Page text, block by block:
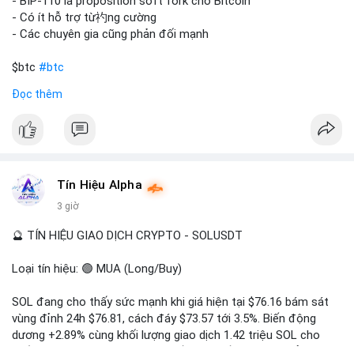
thanh khoản tức thời, nhưng vẫn đủ sức tạo biến động tâm lý
ngắn hạn nếu hướng đến sàn tập trung.
Lời khuyên cho nhà đầu tư nhỏ lẻ:
hướng đi của dòng tiền. Tránh hành động theo cảm xúc, ưu
rõ ràng về đích đến của số BTC này.
#dongtienlon
- Có ít hỗ trợ từ礿ng cường
- Các chuyên gia cũng phản đối mạnh
$btc #btc
#vlikevn #titanbot
📰 Nguồn: CoinDesk
Đọc thêm
Tín Hiệu Alpha
3 giờ
🔮 TÍN HIỆU GIAO DỊCH CRYPTO - SOLUSDT
Loại tín hiệu: 🟢 MUA (Long/Buy)
SOL đang cho thấy sức mạnh khi giá hiện tại $76.16 bám sát
vùng đỉnh 24h $76.81, cách đáy $73.57 tới 3.5%. Biến động
dương +2.89% cùng khối lượng giao dịch 1.42 triệu SOL cho